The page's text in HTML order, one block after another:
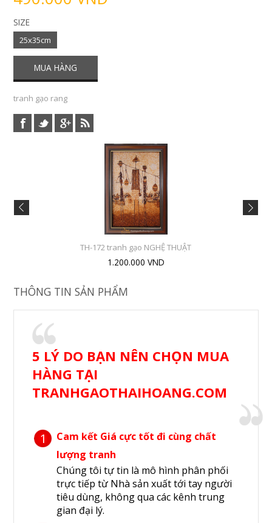
SIZE
25x35cm
tranh gạo rang
TH-172 tranh gạo NGHỆ THUẬT
1.200.000 VND
THÔNG TIN SẢN PHẨM
5 LÝ DO BẠN NÊN CHỌN MUA
HÀNG TẠI
TRANHGAOTHAIHOANG.COM
1
Cam kết Giá cực tốt đi cùng chất
lượng tranh
Chúng tôi tự tin là mô hình phân phối
trực tiếp từ Nhà sản xuất tới tay người
tiêu dùng, không qua các kênh trung
gian đại lý.